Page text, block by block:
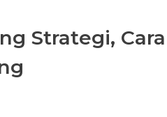
Strategi, Cara